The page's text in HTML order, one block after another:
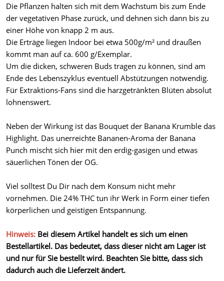
Die Pflanzen halten sich mit dem Wachstum bis zum Ende
der vegetativen Phase zurück, und dehnen sich dann bis zu
einer Höhe von knapp 2 m aus.
Die Erträge liegen Indoor bei etwa 500g/m² und draußen
kommt man auf ca. 600 g/Exemplar.
Um die dicken, schweren Buds tragen zu können, sind am
Ende des Lebenszyklus eventuell Abstützungen notwendig.
Für Extraktions-Fans sind die harzgetränkten Blüten absolut
lohnenswert.
Neben der Wirkung ist das Bouquet der Banana Krumble das
Highlight. Das unerreichte Bananen-Aroma der Banana
Punch mischt sich hier mit den erdig-gasigen und etwas
säuerlichen Tönen der OG.
Viel solltest Du Dir nach dem Konsum nicht mehr
vornehmen. Die 24% THC tun ihr Werk in Form einer tiefen
körperlichen und geistigen Entspannung.
Hinweis: Bei diesem Artikel handelt es sich um einen
Bestellartikel. Das bedeutet, dass dieser nicht am Lager ist
und nur für Sie bestellt wird. Beachten Sie bitte, dass sich
dadurch auch die Lieferzeit ändert.